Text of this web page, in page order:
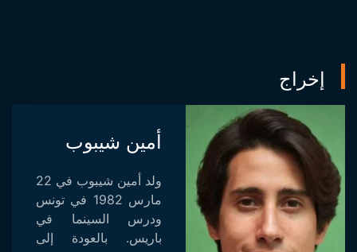
إخراج
أمين شيبوب
ولد أمين شيبوب في 22
مارس 1982 في تونس
ودرس السينما في
باريس. بالعودة إلى